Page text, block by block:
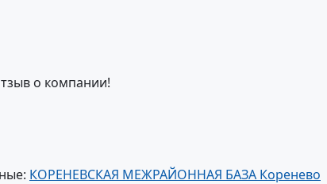
о компании!
КОРЕНЕВСКАЯ МЕЖРАЙОННАЯ БАЗА Коренево